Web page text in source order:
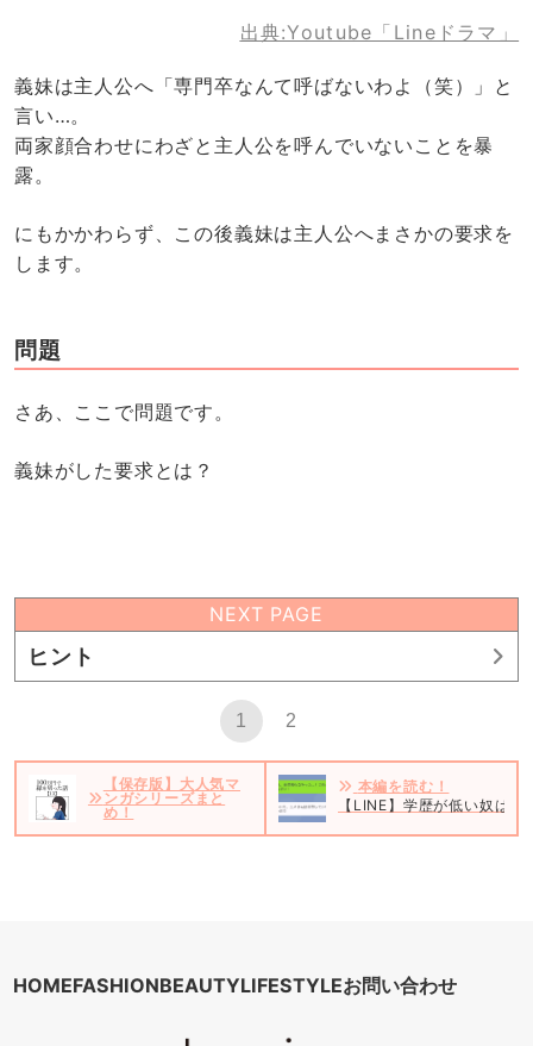
出典:Youtube「Lineドラマ」
義妹は主人公へ「専門卒なんて呼ばないわよ（笑）」と
言い…。
両家顔合わせにわざと主人公を呼んでいないことを暴
露。
にもかかわらず、この後義妹は主人公へまさかの要求を
します。
問題
さあ、ここで問題です。
義妹がした要求とは？
NEXT PAGE
ヒント
1 2
【保存版】大人気マ
ンガシリーズまと
め！
本編を読む！
【LINE】学歴が低い奴は
HOMEFASHIONBEAUTYLIFESTYLEお問い合わせ